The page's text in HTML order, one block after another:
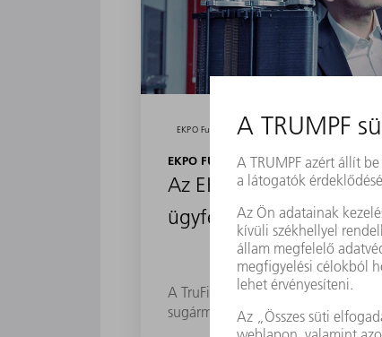
EKPO Fuel Cell Technologies GmbH
EKPO FUEL CELL TECHNOLOGIES GMBH
Az EKPO Fuel Cell
ügyfelünk
A TruFiber esetén rendkívül
sugárminőség és a